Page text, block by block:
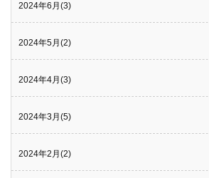
2024年6月(3)
2024年5月(2)
2024年4月(3)
2024年3月(5)
2024年2月(2)